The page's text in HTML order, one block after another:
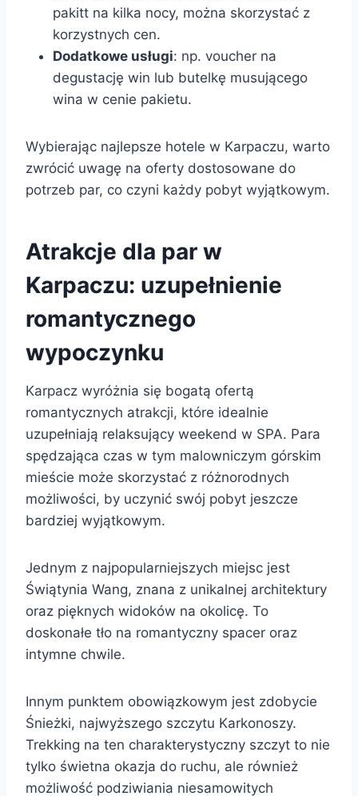
pakitt na kilka nocy, można skorzystać z
korzystnych cen.
Dodatkowe usługi: np. voucher na
degustację win lub butelkę musującego
wina w cenie pakietu.
Wybierając najlepsze hotele w Karpaczu, warto
zwrócić uwagę na oferty dostosowane do
potrzeb par, co czyni każdy pobyt wyjątkowym.
Atrakcje dla par w
Karpaczu: uzupełnienie
romantycznego
wypoczynku
Karpacz wyróżnia się bogatą ofertą
romantycznych atrakcji, które idealnie
uzupełniają relaksujący weekend w SPA. Para
spędzająca czas w tym malowniczym górskim
mieście może skorzystać z różnorodnych
możliwości, by uczynić swój pobyt jeszcze
bardziej wyjątkowym.
Jednym z najpopularniejszych miejsc jest
Świątynia Wang, znana z unikalnej architektury
oraz pięknych widoków na okolicę. To
doskonałe tło na romantyczny spacer oraz
intymne chwile.
Innym punktem obowiązkowym jest zdobycie
Śnieżki, najwyższego szczytu Karkonoszy.
Trekking na ten charakterystyczny szczyt to nie
tylko świetna okazja do ruchu, ale również
możliwość podziwiania niesamowitych